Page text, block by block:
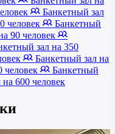
Банкетный зал
человек
Банкетный
90 человек
зал на 350
Банкетный зал на
человек
Банкетный
600 человек